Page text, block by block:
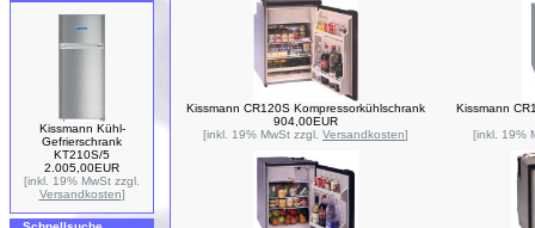
Kissmann Kühl-
Gefrierschrank
KT210S/5
2.005,00EUR
[inkl. 19% MwSt zzgl.
Versandkosten]
Kissmann CR120S Kompressorkühlschrank
904,00EUR
[inkl. 19% MwSt zzgl. Versandkosten]
Kissmann
[inkl. 19%